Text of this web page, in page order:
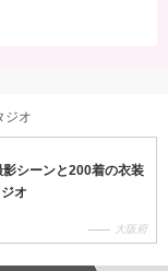
ジオ
シーンと200着の衣装
オ
大阪府